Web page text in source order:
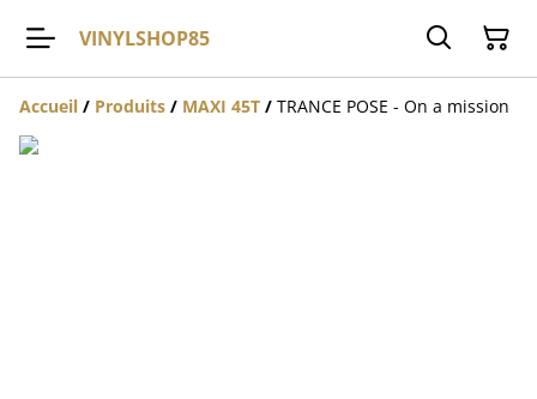
VINYLSHOP85
Accueil / Produits / MAXI 45T / TRANCE POSE - On a mission